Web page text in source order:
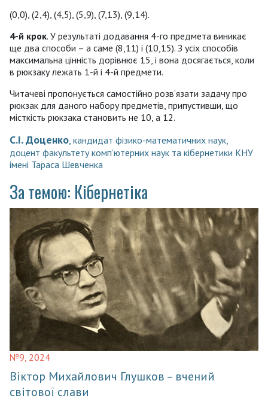
(0,0), (2,4), (4,5), (5,9), (7,13), (9,14).
4-й крок. У результаті додавання 4-го предмета виникає
ще два способи – а саме (8,11) і (10,15). З усіх способів
максимальна цінність дорівнює 15, і вона досягається, коли
в рюкзаку лежать 1-й і 4-й предмети.
Читачеві пропонується самостійно розв’язати задачу про
рюкзак для даного набору предметів, припустивши, що
місткість рюкзака становить не 10, а 12.
С.І. Доценко, кандидат фізико-математичних наук,
доцент факультету комп’ютерних наук та кібернетики КНУ
імені Тараса Шевченка
За темою: Кібернетіка
№9, 2024
Віктор Михайлович Глушков – вчений
світової слави